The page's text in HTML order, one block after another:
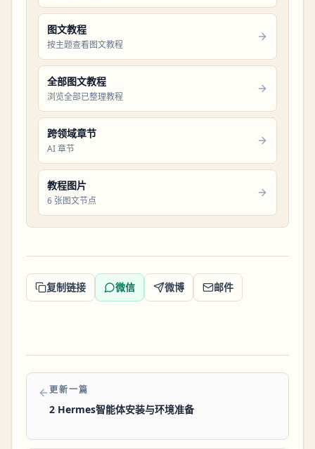
图文教程
按主题查看图文教程
全部图文教程
浏览全部已整理教程
跨领域章节
AI 章节
教程图片
6 张图文节点
复制链接 微信 微博 邮件
更新一篇
2 Hermes智能体安装与环境准备